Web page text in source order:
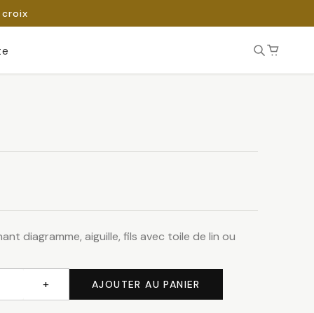
diagramme, aiguille, fils avec toile de lin ou
+ AJOUTER AU PANIER